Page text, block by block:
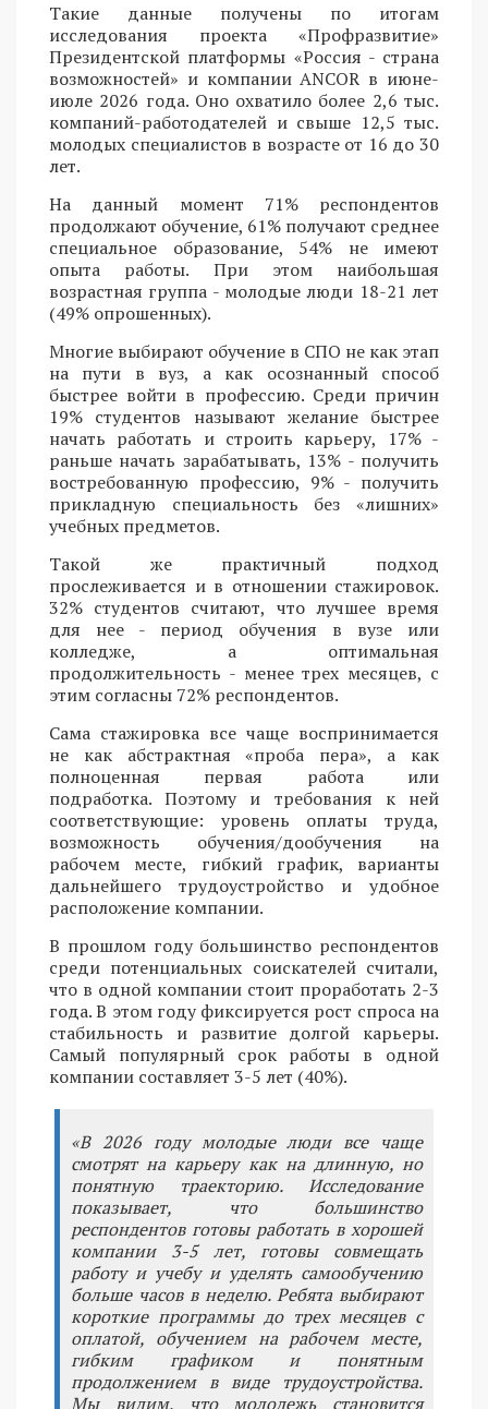
Такие данные получены по итогам
исследования проекта «Профразвитие»
Президентской платформы «Россия - страна
возможностей» и компании ANCOR в июне-
июле 2026 года. Оно охватило более 2,6 тыс.
компаний-работодателей и свыше 12,5 тыс.
молодых специалистов в возрасте от 16 до 30
лет.
На данный момент 71% респондентов
продолжают обучение, 61% получают среднее
специальное образование, 54% не имеют
опыта работы. При этом наибольшая
возрастная группа - молодые люди 18-21 лет
(49% опрошенных).
Многие выбирают обучение в СПО не как этап
на пути в вуз, а как осознанный способ
быстрее войти в профессию. Среди причин
19% студентов называют желание быстрее
начать работать и строить карьеру, 17% -
раньше начать зарабатывать, 13% - получить
востребованную профессию, 9% - получить
прикладную специальность без «лишних»
учебных предметов.
Такой же практичный подход
прослеживается и в отношении стажировок.
32% студентов считают, что лучшее время
для нее - период обучения в вузе или
колледже, а оптимальная
продолжительность - менее трех месяцев, с
этим согласны 72% респондентов.
Сама стажировка все чаще воспринимается
не как абстрактная «проба пера», а как
полноценная первая работа или
подработка. Поэтому и требования к ней
соответствующие: уровень оплаты труда,
возможность обучения/дообучения на
рабочем месте, гибкий график, варианты
дальнейшего трудоустройство и удобное
расположение компании.
В прошлом году большинство респондентов
среди потенциальных соискателей считали,
что в одной компании стоит проработать 2-3
года. В этом году фиксируется рост спроса на
стабильность и развитие долгой карьеры.
Самый популярный срок работы в одной
компании составляет 3-5 лет (40%).
«В 2026 году молодые люди все чаще
смотрят на карьеру как на длинную, но
понятную траекторию. Исследование
показывает, что большинство
респондентов готовы работать в хорошей
компании 3-5 лет, готовы совмещать
работу и учебу и уделять самообучению
больше часов в неделю. Ребята выбирают
короткие программы до трех месяцев с
оплатой, обучением на рабочем месте,
гибким графиком и понятным
продолжением в виде трудоустройства.
Мы видим, что молодежь становится